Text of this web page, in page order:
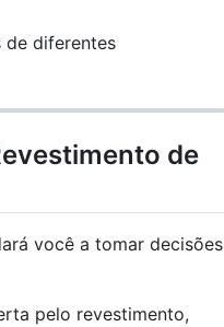
de diferentes
de
você a tomar decisões
pelo revestimento,